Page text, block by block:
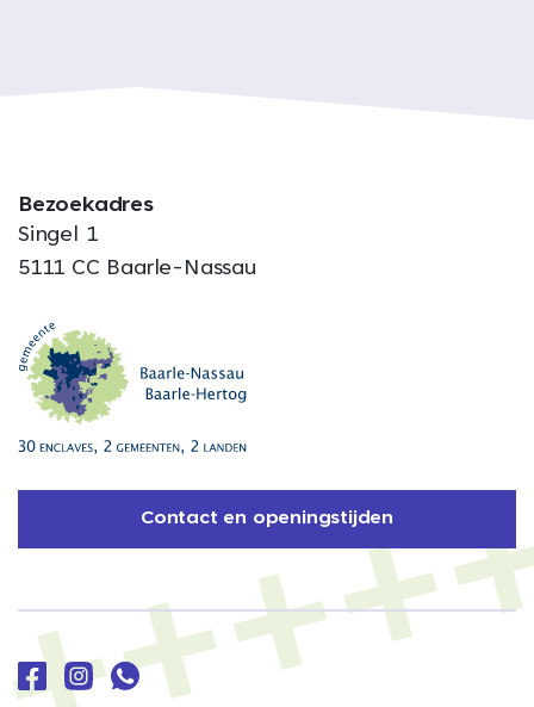
Bezoekadres
Singel 1
5111 CC Baarle-Nassau
Contact en openingstijden